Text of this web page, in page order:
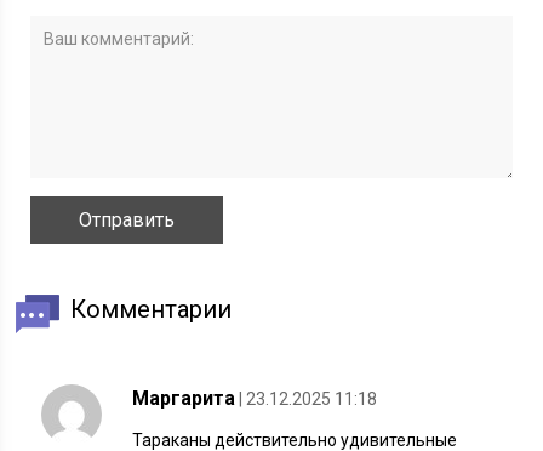
Комментарии
Маргарита | 23.12.2025 11:18
Тараканы действительно удивительные